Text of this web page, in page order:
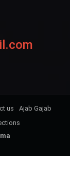
us
Ajab Gajab